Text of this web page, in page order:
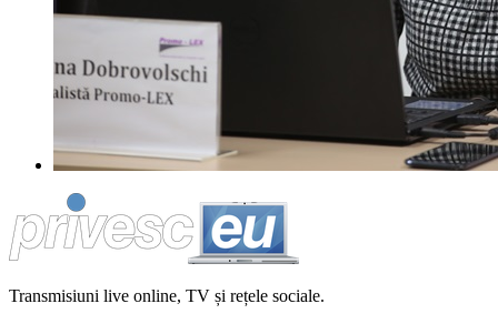
Transmisiuni live online, TV și rețele sociale.